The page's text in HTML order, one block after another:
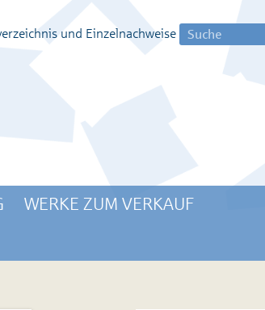
und Einzelnachweise
Suche
WERKE ZUM VERKAUF